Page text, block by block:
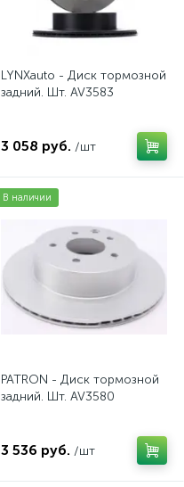
LYNXauto - Диск тормозной
задний. Шт. AV3583
3 058 руб. /шт
В наличии
PATRON - Диск тормозной
задний. Шт. AV3580
3 536 руб. /шт